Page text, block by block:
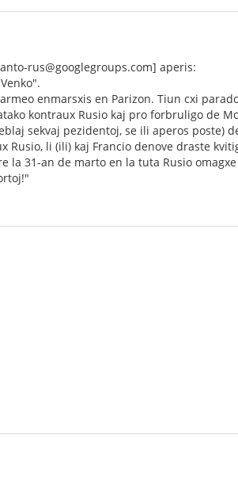
rus@googlegroups.com] aperis:
enmarsxis en Parizon. Tiun cxi
kontraux Rusio kaj pro forbruligo de
sekvaj pezidentoj, se ili aperos poste)
li (ili) kaj Francio denove draste
la 31-an de marto en la tuta Rusio